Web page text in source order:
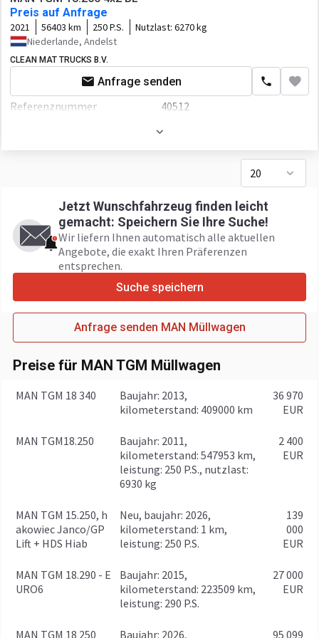
Karosserie
Für die Beförderung von
Müll
Kabine
Kabinenart
Nahverkehr
Klimaanlage
Servolenkung
Fahrersitz luftgefedert
Sicherheitsgurt
CD
Bordcomputer
Motor/Antrieb
Schadstoffklasse
Getriebe
Automatikgetriebe
Automatic
Fahrgestell/Federung
blatt/luft
Lenkachsen
ABS
Doppelräder
Kabine
Nahverkehr
Klimaanlage
Preis auf Anfrage
2021 56403 km 250 P.S. Nutzlast: 6270 kg
Niederlande, Andelst
CLEAN MAT TRUCKS B.V.
Anfrage senden
Referenznummer
40512
Guter
Gesamtgewicht
18000 kg
Länge
7400 mm
2400 mm
3300 mm
Schadstoffklasse
Euro 6
Kraftstoffart
Diesel
Getriebe
Automatikgetriebe
Automatikgetriebe
Fahrgestell/Federung
Federung
blatt/luft
Radformel
4x2
20
Jetzt Wunschfahrzeug finden leicht
gemacht: Speichern Sie Ihre Suche!
Wir liefern Ihnen automatisch alle aktuellen
Angebote, die exakt Ihren Präferenzen
entsprechen.
Suche speichern
Anfrage senden MAN Müllwagen
Preise für MAN TGM Müllwagen
MAN TGM 18 340
baujahr: 2013,
kilometerstand: 409000 km
36 970
EUR
MAN TGM18.250
baujahr: 2011,
kilometerstand: 547953 km,
leistung: 250 P.S., nutzlast:
6930 kg
2 400
EUR
MAN TGM 15.250, h
akowiec Janco/GP
Lift + HDS Hiab
Neu, baujahr: 2026,
kilometerstand: 1 km,
leistung: 250 P.S.
139
000
EUR
MAN TGM 18.290 - E
URO6
baujahr: 2015,
kilometerstand: 223509 km,
leistung: 290 P.S.
27 000
EUR
MAN TGM 18 250 baujahr: 2026, 95 099